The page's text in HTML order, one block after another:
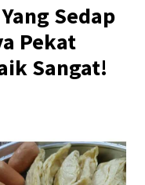
Sedap
Pekat
Sangat!